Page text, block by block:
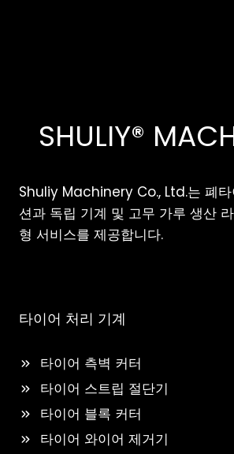
SHULIY®
Shuliy Machinery Co., Ltd.는 폐타
션과 독립 기계 및 고무 가루 생산
형 서비스를 제공합니다.
타이어 처리 기계
타이어 측벽 커터
타이어 스트립 절단기
타이어 블록 커터
타이어 와이어 제거기